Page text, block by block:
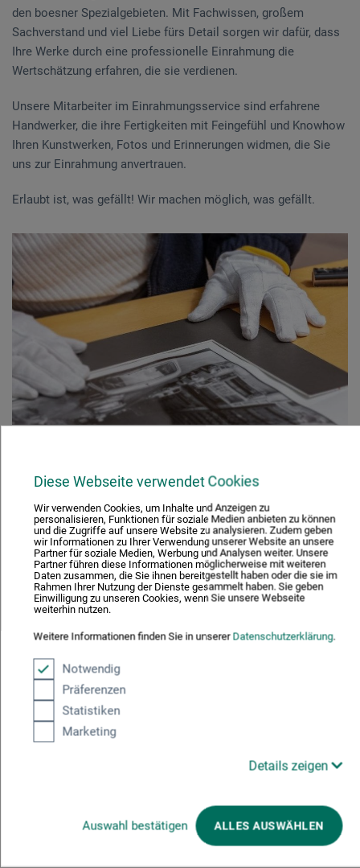
Diese Webseite verwendet Cookies
Wir verwenden Cookies, um Inhalte und Anzeigen zu
personalisieren, Funktionen für soziale Medien anbieten zu können
und die Zugriffe auf unsere Website zu analysieren. Zudem geben
wir Informationen zu Ihrer Verwendung unserer Website an unsere
Partner für soziale Medien, Werbung und Analysen weiter. Unsere
Partner führen diese Informationen möglicherweise mit weiteren
Daten zusammen, die Sie ihnen bereitgestellt haben oder die sie im
Rahmen Ihrer Nutzung der Dienste gesammelt haben. Sie geben
Einwilligung zu unseren Cookies, wenn Sie unsere Webseite
weiterhin nutzen.
Weitere Informationen finden Sie in unserer Datenschutzerklärung.
Notwendig
Präferenzen
Statistiken
Marketing
Details zeigen
Auswahl bestätigen ALLES AUSWÄHLEN
den boesner Spezialgebieten. Mit Fachwissen, großem
Sachverstand und viel Liebe fürs Detail sorgen wir dafür, dass
Ihre Werke durch eine professionelle Einrahmung die
Wertschätzung erfahren, die sie verdienen.
Unsere Mitarbeiter im Einrahmungsservice sind erfahrene
Handwerker, die ihre Fertigkeiten mit Feingefühl und Knowhow
Ihren Kunstwerken, Fotos und Erinnerungen widmen, die Sie
uns zur Einrahmung anvertrauen.
Erlaubt ist, was gefällt! Wir machen möglich, was gefällt.
In unseren boesner-eigenen
Werkstätten finden Sie:
Individuelle Rahmenanfertigungen
Serienfertigungen in großen Stückzahlen
Leistenzuschnitte
Passepartout Zuschnitte individuell und in Serien
Aufspannen von Gemälden auf Keilrahmen
Veredelung von Kunstdrucken durch Fine-Art-Print